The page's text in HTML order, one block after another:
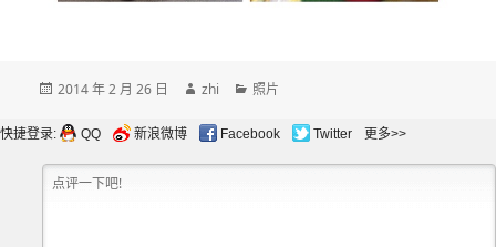
发
于
2014 年 2 月 26 日
作
zhi
分
照片
快捷登录: QQ 新浪微博 Facebook Twitter 更多>>